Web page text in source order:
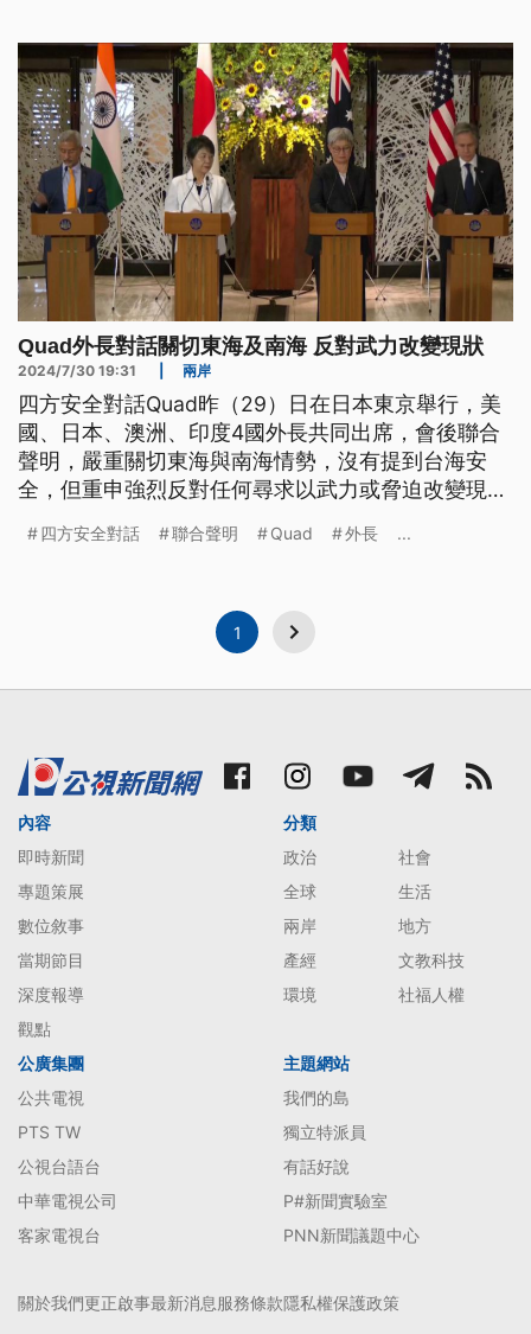
Quad外長對話關切東海及南海 反對武力改變現狀
2024/7/30 19:31 兩岸
四方安全對話Quad昨（29）日在日本東京舉行，美
國、日本、澳洲、印度4國外長共同出席，會後聯合
聲明，嚴重關切東海與南海情勢，沒有提到台海安
全，但重申強烈反對任何尋求以武力或脅迫改變現
析，四方安全對話關注中俄緊密合作，可能升高區域
四方安全對話 聯合聲明 Quad 外長 ...
1
內容
即時新聞
專題策展
數位敘事
當期節目
深度報導
觀點
分類
政治
社會
全球
生活
兩岸
地方
產經
文教科技
環境
社福人權
公廣集團
公共電視
PTS TW
公視台語台
中華電視公司
客家電視台
主題網站
我們的島
獨立特派員
有話好說
P#新聞實驗室
PNN新聞議題中心
關於我們更正啟事最新消息服務條款隱私權保護政策